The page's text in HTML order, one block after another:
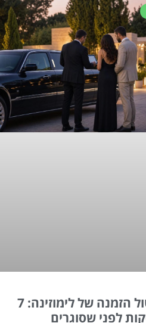
ביטול הזמנה של לימוזינה: 7
לפני שסוגרים